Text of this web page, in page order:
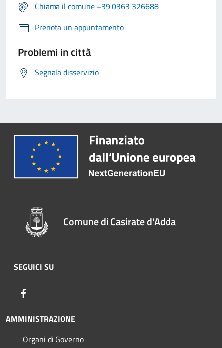
Chiama il comune +39 0363 326688
Prenota un appuntamento
Problemi in città
Segnala disservizio
Comune di Casirate d'Adda
SEGUICI SU
AMMINISTRAZIONE
Organi di Governo